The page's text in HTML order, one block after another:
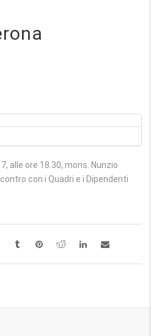
alle ore 18.30, mons. Nunzio
con i Quadri e i Dipendenti